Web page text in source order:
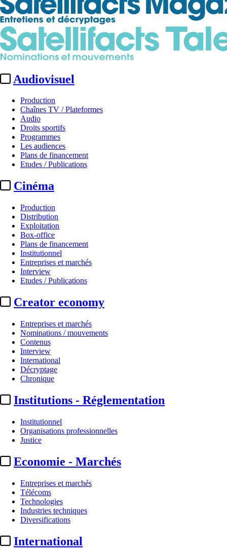
Audiovisuel
Production
Chaînes TV / Plateformes
Audio
Droits sportifs
Programmes
Les audiences
Plans de financement
Etudes / Publications
Cinéma
Production
Distribution
Exploitation
Box-office
Plans de financement
Institutionnel
Entreprises et marchés
Interview
Etudes / Publications
Creator economy
Entreprises et marchés
Nominations / mouvements
Contenus
Interview
International
Décryptage
Chronique
Institutions - Réglementation
Institutionnel
Organisations professionnelles
Justice
Economie - Marchés
Entreprises et marchés
Télécoms
Technologies
Industries techniques
Diversifications
International